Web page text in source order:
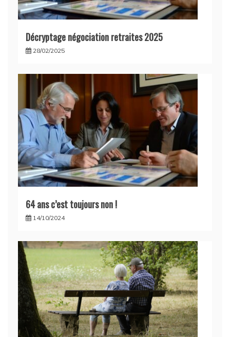
Décryptage négociation retraites 2025
28/02/2025
64 ans c’est toujours non !
14/10/2024